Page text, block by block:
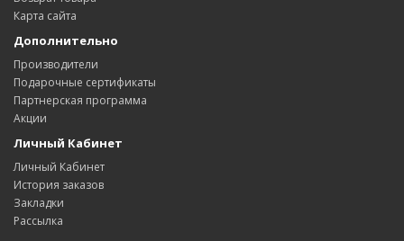
Карта сайта
Дополнительно
Производители
Подарочные сертификаты
Партнерская программа
Акции
Личный Кабинет
Личный Кабинет
История заказов
Закладки
Рассылка